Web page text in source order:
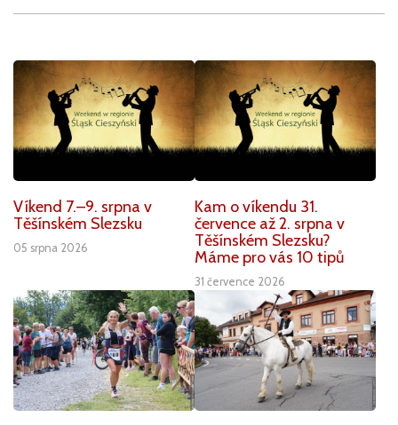
Víkend 7.–9. srpna v
Těšínském Slezsku
05 srpna 2026
Kam o víkendu 31.
července až 2. srpna v
Těšínském Slezsku?
Máme pro vás 10 tipů
31 července 2026